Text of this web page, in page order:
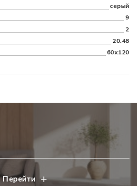
серый
9
2
20.48
60x120
Перейти